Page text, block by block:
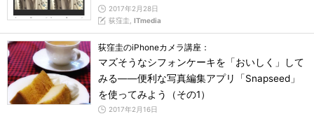
2017年2月28日
荻窪圭, ITmedia
荻窪圭のiPhoneカメラ講座：
マズそうなシフォンケーキを「おいしく」して
みる――便利な写真編集アプリ「Snapseed」
を使ってみよう（その1）
2017年2月16日